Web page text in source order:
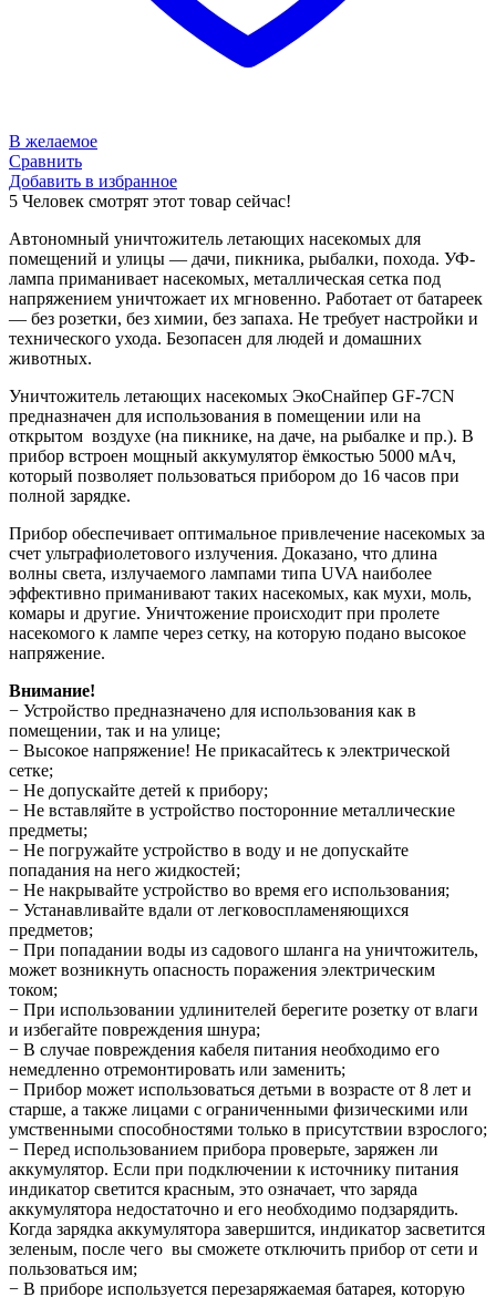
В желаемое
Сравнить
Добавить в избранное
5 Человек смотрят этот товар сейчас!
Автономный уничтожитель летающих насекомых для
помещений и улицы — дачи, пикника, рыбалки, похода. УФ-
лампа приманивает насекомых, металлическая сетка под
напряжением уничтожает их мгновенно. Работает от батареек
— без розетки, без химии, без запаха. Не требует настройки и
технического ухода. Безопасен для людей и домашних
животных.
Уничтожитель летающих насекомых ЭкоСнайпер GF-7CN
предназначен для использования в помещении или на
открытом воздухе (на пикнике, на даче, на рыбалке и пр.). В
прибор встроен мощный аккумулятор ёмкостью 5000 мАч,
который позволяет пользоваться прибором до 16 часов при
полной зарядке.
Прибор обеспечивает оптимальное привлечение насекомых за
счет ультрафиолетового излучения. Доказано, что длина
волны света, излучаемого лампами типа UVA наиболее
эффективно приманивают таких насекомых, как мухи, моль,
комары и другие. Уничтожение происходит при пролете
насекомого к лампе через сетку, на которую подано высокое
напряжение.
Внимание!
− Устройство предназначено для использования как в
помещении, так и на улице;
− Высокое напряжение! Не прикасайтесь к электрической
сетке;
− Не допускайте детей к прибору;
− Не вставляйте в устройство посторонние металлические
предметы;
− Не погружайте устройство в воду и не допускайте
попадания на него жидкостей;
− Не накрывайте устройство во время его использования;
− Устанавливайте вдали от легковоспламеняющихся
предметов;
− При попадании воды из садового шланга на уничтожитель,
может возникнуть опасность поражения электрическим
током;
− При использовании удлинителей берегите розетку от влаги
и избегайте повреждения шнура;
− В случае повреждения кабеля питания необходимо его
немедленно отремонтировать или заменить;
− Прибор может использоваться детьми в возрасте от 8 лет и
старше, а также лицами с ограниченными физическими или
умственными способностями только в присутствии взрослого;
− Перед использованием прибора проверьте, заряжен ли
аккумулятор. Если при подключении к источнику питания
индикатор светится красным, это означает, что заряда
аккумулятора недостаточно и его необходимо подзарядить.
Когда зарядка аккумулятора завершится, индикатор засветится
зеленым, после чего вы сможете отключить прибор от сети и
пользоваться им;
− В приборе используется перезаряжаемая батарея, которую